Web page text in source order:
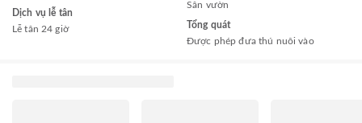
Dịch vụ lễ tân
Lễ tân 24 giờ
Sân vườn
Tổng quát
Được phép đưa thú nuôi vào